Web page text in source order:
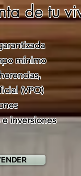
de tu
mínimo
(VPO)
inversiones